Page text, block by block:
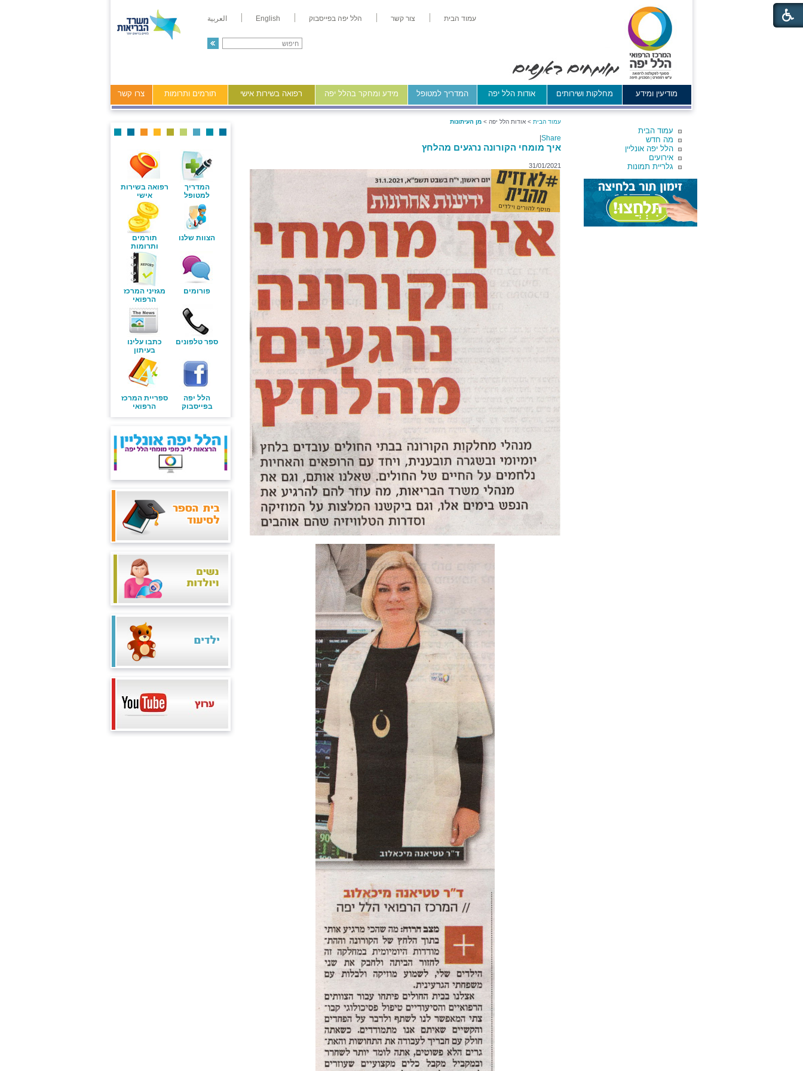
עמוד הבית צור קשר הלל יפה בפייסבוק English العربية
מודיעין ומידע מחלקות ושירותים אודות הלל יפה המדריך למטופל מידע ומחקר בהלל יפה רפואה בשירות אישי תורמים ותרומות צרו קשר
עמוד הבית
מה חדש
הלל יפה אונליין
אירועים
גלריית תמונות
עמוד הבית > אודות הלל יפה > מן העיתונות
Share
איך מומחי הקורונה נרגעים מהלחץ
31/01/2021
המדריך
למטופל
רפואה בשירות
אישי
הצוות שלנו
תורמים
ותרומות
פורומים
מגזיני המרכז
הרפואי
ספר טלפונים
כתבו עלינו
בעיתון
הלל יפה
בפייסבוק
ספריית המרכז
הרפואי